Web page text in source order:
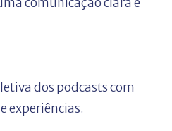
dos podcasts com
experiências.